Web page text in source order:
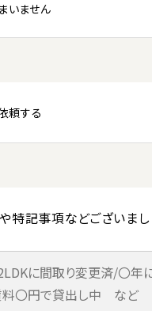
いません
頼する
特記事項などございま